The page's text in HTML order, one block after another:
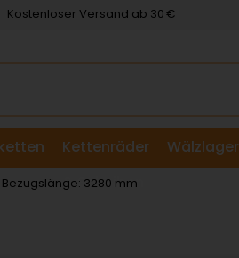
Kostenloser Versand ab 30 €
Kettenräder
& Scheiben
Wälzlager
3280 mm